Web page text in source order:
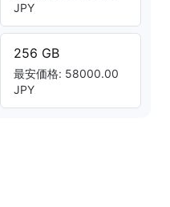
JPY
256 GB
最安価格: 58000.00
JPY